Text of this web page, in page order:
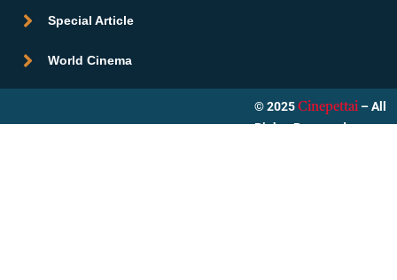
Special Article
World Cinema
© 2025 Cinepettai – All
Rights Reserved